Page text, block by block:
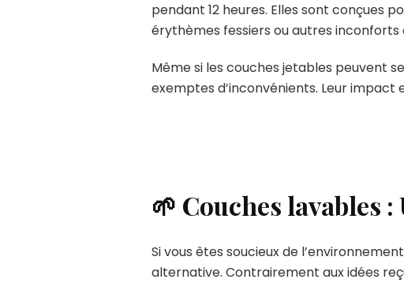
pendant 12 heures. Elles sont conçues
érythèmes fessiers ou autres inconforts
Même si les couches jetables peuvent
exemptes d’inconvénients. Leur
🌱 Couches lavables
Si vous êtes soucieux de
alternative. Contrairement aux idées